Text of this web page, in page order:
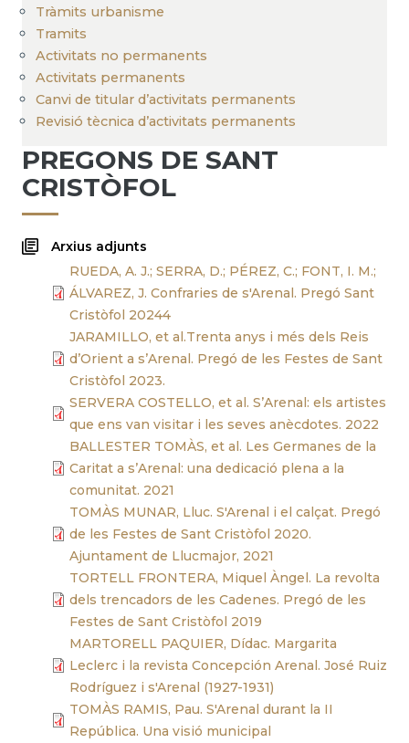
Tràmits urbanisme
Tramits
Activitats no permanents
Activitats permanents
Canvi de titular d’activitats permanents
Revisió tècnica d’activitats permanents
PREGONS DE SANT
CRISTÒFOL
Arxius adjunts
RUEDA, A. J.; SERRA, D.; PÉREZ, C.; FONT, I. M.;
ÁLVAREZ, J. Confraries de s'Arenal. Pregó Sant
Cristòfol 20244
JARAMILLO, et al.Trenta anys i més dels Reis
d’Orient a s’Arenal. Pregó de les Festes de Sant
Cristòfol 2023.
SERVERA COSTELLO, et al. S’Arenal: els artistes
que ens van visitar i les seves anècdotes. 2022
BALLESTER TOMÀS, et al. Les Germanes de la
Caritat a s’Arenal: una dedicació plena a la
comunitat. 2021
TOMÀS MUNAR, Lluc. S'Arenal i el calçat. Pregó
de les Festes de Sant Cristòfol 2020.
Ajuntament de Llucmajor, 2021
TORTELL FRONTERA, Miquel Àngel. La revolta
dels trencadors de les Cadenes. Pregó de les
Festes de Sant Cristòfol 2019
MARTORELL PAQUIER, Dídac. Margarita
Leclerc i la revista Concepción Arenal. José Ruiz
Rodríguez i s'Arenal (1927-1931)
TOMÀS RAMIS, Pau. S'Arenal durant la II
República. Una visió municipal